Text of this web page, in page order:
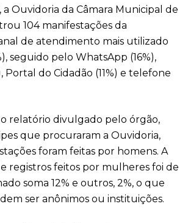
a Ouvidoria da Câmara Municipal de
104 manifestações da
de atendimento mais utilizado
seguido pelo WhatsApp (16%),
Portal do Cidadão (11%) e telefone
relatório divulgado pelo órgão,
que procuraram a Ouvidoria,
foram feitas por homens. A
registros feitos por mulheres foi de
soma 12% e outros, 2%, o que
ser anônimos ou instituições.